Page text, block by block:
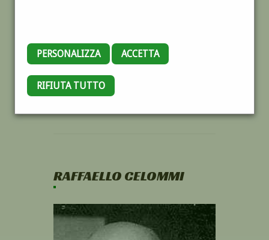
PERSONALIZZA ACCETTA
RIFIUTA TUTTO
RAFFAELLO CELOMMI